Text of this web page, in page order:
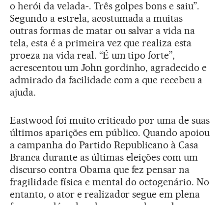
o herói da velada-. Três golpes bons e saiu”.
Segundo a estrela, acostumada a muitas
outras formas de matar ou salvar a vida na
tela, esta é a primeira vez que realiza esta
proeza na vida real. “É um tipo forte”,
acrescentou um John gordinho, agradecido e
admirado da facilidade com a que recebeu a
ajuda.
Eastwood foi muito criticado por uma de suas
últimos aparições em público. Quando apoiou
a campanha do Partido Republicano à Casa
Branca durante as últimas eleições com um
discurso contra Obama que fez pensar na
fragilidade física e mental do octogenário. No
entanto, o ator e realizador segue em plena